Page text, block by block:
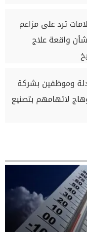
ترد على مزاعم
واقعة علاج
و10 صيادلة وموظفين بشركة
سوهاج لاتهامهم بتصنيع